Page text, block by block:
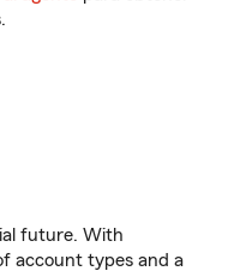
future. With
account types and a